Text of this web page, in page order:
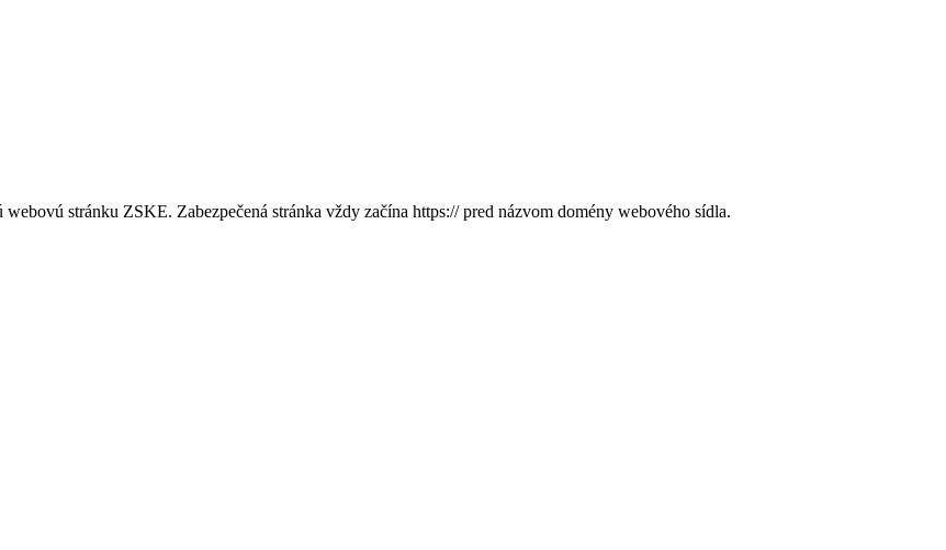
stránku ZSKE. Zabezpečená stránka vždy začína https:// pred názvom domény webového sídla.